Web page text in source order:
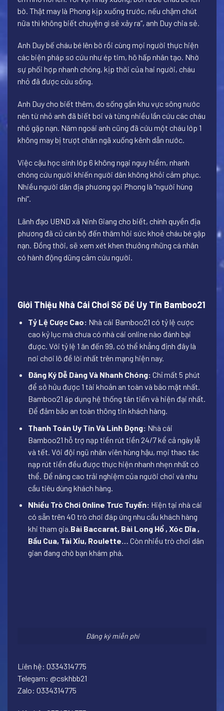
bờ. Thật may là Phong kịp xuống trước, nếu chậm chút
nữa thì không biết chuyện gì sẽ xảy ra”, anh Duy chia sẻ.
Anh Duy bế cháu bé lên bờ rồi cùng mọi người thực hiện
các biện pháp sơ cứu như ép tim, hô hấp nhân tạo. Nhờ
sự phối hợp nhanh chóng, kịp thời của hai người, cháu
nhỏ đã được cứu sống.
Anh Duy cho biết thêm, do sống gần khu vực sông nước
nên từ nhỏ anh đã biết bơi và từng nhiều lần cứu các cháu
nhỏ gặp nạn. Năm ngoái anh cũng đã cứu một cháu lớp 1
không may bị trượt chân ngã xuống kênh dẫn nước.
Việc cậu học sinh lớp 6 không ngại nguy hiểm, nhanh
chóng cứu người khiến người dân không khỏi cảm phục.
Nhiều người dân địa phương gọi Phong là “người hùng
nhí”.
Lãnh đạo UBND xã Ninh Giang cho biết, chính quyền địa
phương đã cử cán bộ đến thăm hỏi sức khoẻ cháu bé gặp
nạn. Đồng thời, sẽ xem xét khen thưởng những cá nhân
có hành động dũng cảm cứu người.
Giới Thiệu Nhà Cái Chơi Số Đề Uy Tín Bamboo21
Tỷ Lệ Cược Cao: Nhà cái Bamboo21 có tỷ lệ cược
cao kỷ lục mà chưa có nhà cái online nào đánh bại
được. Với tỷ lệ 1 ăn đến 99, có thể khẳng định đây là
nơi chơi lô đề lời nhất trên mạng hiện nay.
Đăng Ký Dễ Dàng Và Nhanh Chóng: Chỉ mất 5 phút
để sở hửu được 1 tài khoản an toàn và bảo mật nhất.
Bamboo21 áp dụng hệ thống tân tiến và hiện đại nhất.
Để đảm bảo an toàn thông tin khách hàng.
Thanh Toán Uy Tín Và Linh Đọng: Nhà cái
Bamboo21 hỗ trợ nạp tiền rút tiền 24/7 kể cả ngày lễ
và tết. Với đội ngũ nhân viên hùng hậu, mọi thao tác
nạp rút tiền đều được thực hiện nhanh nhẹn nhất có
thể. Để nâng cao trải nghiệm của người chơi và nhu
cầu tiêu dùng khách hàng.
Nhiều Trò Chơi Online Trưc Tuyến: Hiện tại nhà cái
có sẵn trên 40 trò chơi đáp ứng nhu cầu khách hàng
khi tham gia.Bài Baccarat, Bài Long Hổ , Xóc Dĩa ,
Bầu Cua, Tài Xỉu, Roulette… Còn nhiều trò chơi dân
gian đang chờ bạn khám phá.
Đăng ký miễn phí
Liên hệ: 0334314775
Telegam: @cskhbb21
Zalo: 0334314775